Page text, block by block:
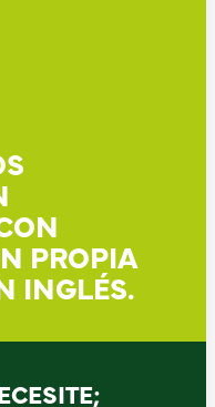
PROPIA
INGLÉS.